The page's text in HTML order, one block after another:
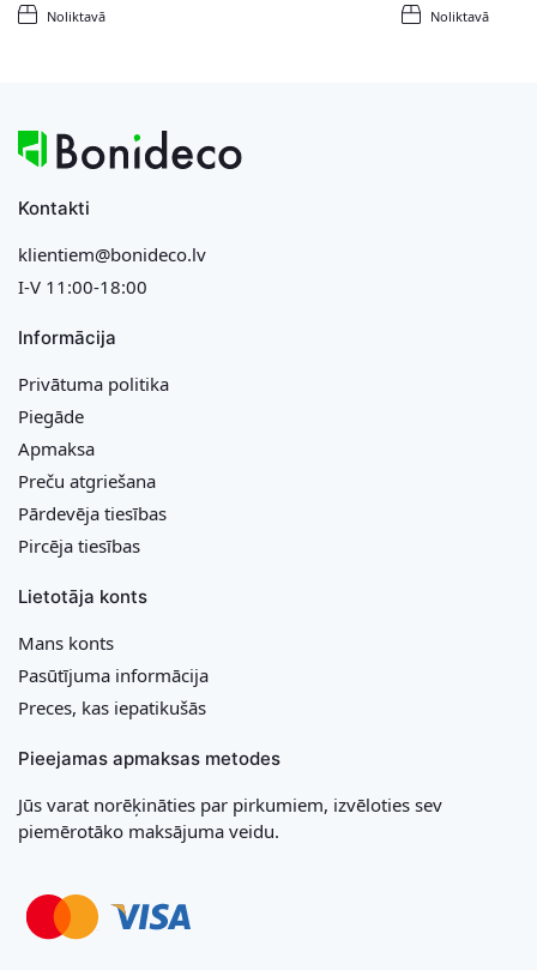
Noliktavā Noliktavā
Kontakti
klientiem@bonideco.lv
I-V 11:00-18:00
Informācija
Privātuma politika
Piegāde
Apmaksa
Preču atgriešana
Pārdevēja tiesības
Pircēja tiesības
Lietotāja konts
Mans konts
Pasūtījuma informācija
Preces, kas iepatikušās
Pieejamas apmaksas metodes
Jūs varat norēķināties par pirkumiem, izvēloties sev
piemērotāko maksājuma veidu.